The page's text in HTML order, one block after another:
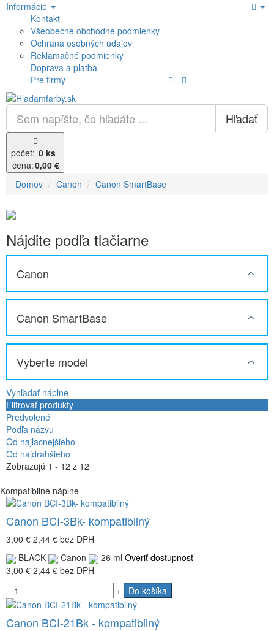
Informácie
Kontakt
Všeobecné obchodné podmienky
Ochrana osobných údajov
Reklamačné podmienky
Doprava a platba
Pre firmy
Hľadať
počet: 0 ks
cena:0,00 €
Domov
Canon Canon SmartBase
Nájdite podľa tlačiarne
Canon
Canon SmartBase
Vyberte model
Vyhľadať náplne
Filtrovať produkty
Predvolené
Podľa názvu
Od najlacnejšieho
Od najdrahšieho
Zobrazujú 1 - 12 z 12
Kompatibilné náplne
Canon BCI-3Bk- kompatibilný
3,00 € 2,44 € bez DPH
BLACK
Canon 26 ml Overiť dostupnosť
3,00 € 2,44 € bez DPH
-
+ Do košíka
Canon BCI-21Bk - kompatibilný